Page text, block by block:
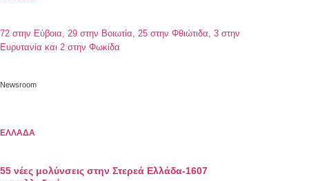
72 στην Εύβοια, 29 στην Βοιωτία, 25 στην Φθιώτιδα, 3 στην
Ευρυτανία και 2 στην Φωκίδα
Newsroom
ΕΛΛΑΔΑ
55 νέες μολύνσεις στην Στερεά Ελλάδα-1607